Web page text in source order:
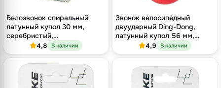
Велозвонок спиральный
латунный купол 30 мм,
серебристый,
хромированный
4,8 В наличии
Звонок велосипедный
двуударный Ding-Dong,
латунный купол 56 мм,
красный, хомут 22.2 мм
4,9 В наличии